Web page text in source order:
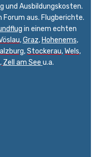
und Ausbildungskosten.
Forum aus. Flugberichte.
in einem echten
,Graz, Hohenems,
,Stockerau,Wels,
Zell am See u.a.